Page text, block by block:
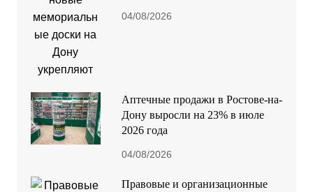
04/08/2026
Аптечные продажи в Ростове-на-
Дону выросли на 23% в июле
2026 года
04/08/2026
Правовые и организационные